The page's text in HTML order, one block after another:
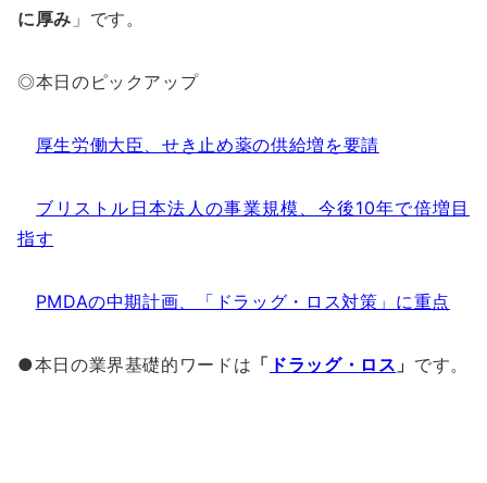
に厚み 」です。
◎本日のピックアップ
厚生労働大臣、せき止め薬の供給増を要請
ブリストル日本法人の事業規模、今後10年で倍増目
指す
PMDAの中期計画、「ドラッグ・ロス対策」に重点
●本日の業界基礎的ワードは 「 ドラッグ・ロス 」 です。